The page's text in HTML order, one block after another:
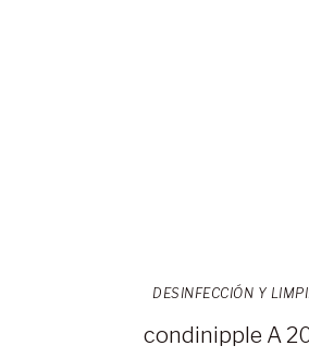
DESINFECCIÓN Y
condinipple A